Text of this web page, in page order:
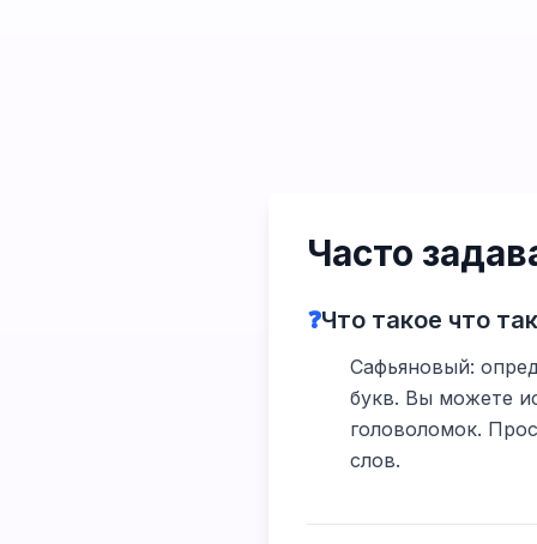
Часто
❓Что такое что
Сафьяновый:
букв. Вы можете
головоломок.
слов.